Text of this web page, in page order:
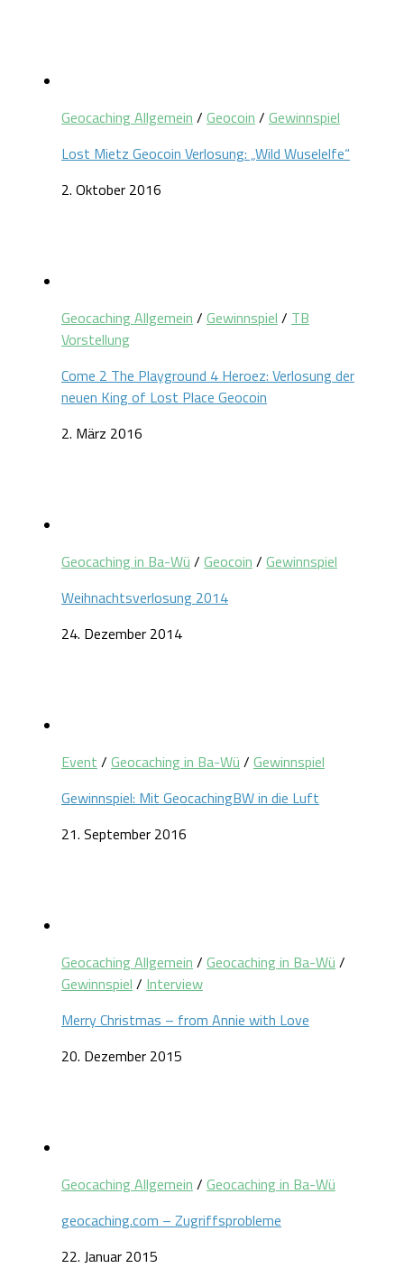
Geocaching Allgemein / Geocoin / Gewinnspiel
Lost Mietz Geocoin Verlosung: „Wild Wuselelfe“
2. Oktober 2016
Geocaching Allgemein / Gewinnspiel / TB
Vorstellung
Come 2 The Playground 4 Heroez: Verlosung der
neuen King of Lost Place Geocoin
2. März 2016
Geocaching in Ba-Wü / Geocoin / Gewinnspiel
Weihnachtsverlosung 2014
24. Dezember 2014
Event / Geocaching in Ba-Wü / Gewinnspiel
Gewinnspiel: Mit GeocachingBW in die Luft
21. September 2016
Geocaching Allgemein / Geocaching in Ba-Wü /
Gewinnspiel / Interview
Merry Christmas – from Annie with Love
20. Dezember 2015
Geocaching Allgemein / Geocaching in Ba-Wü
geocaching.com – Zugriffsprobleme
22. Januar 2015